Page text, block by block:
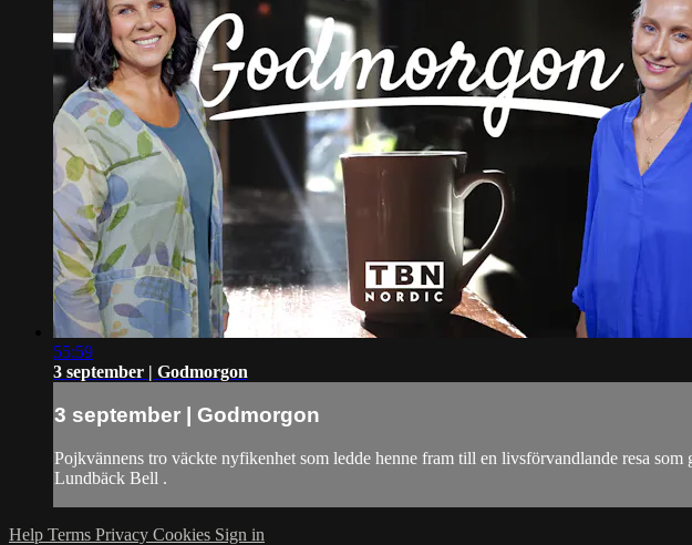
55:59
3 september | Godmorgon
3 september | Godmorgon
Pojkvännens tro väckte nyfikenhet som ledde henne fram till en livsförvandlande resa
Lundbäck Bell .
Help Terms Privacy Cookies Sign in